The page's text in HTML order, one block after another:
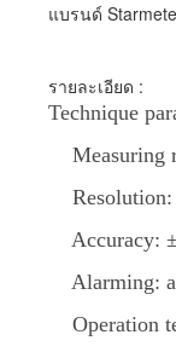
แบรนด์
รายละเอียด :
Technique
Measuring
Resolution:
Accuracy:
Alarming:
Operation